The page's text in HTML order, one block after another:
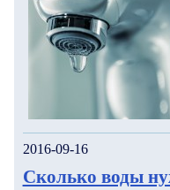
2016-09-16
Сколько воды